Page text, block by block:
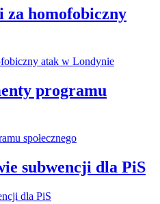
za homofobiczny
programu
subwencji dla PiS